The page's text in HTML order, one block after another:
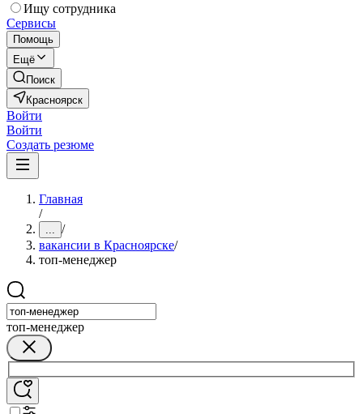
Ищу сотрудника
Сервисы
Помощь
Ещё
Поиск
Красноярск
Войти
Войти
Создать резюме
Главная
/
... /
вакансии в Красноярске/
топ-менеджер
топ-менеджер